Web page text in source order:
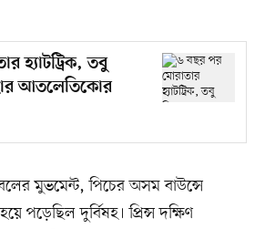
হ্যাটট্রিক, তবু
আতলেতিকোর
মুভমেন্ট, পিচের অসম বাউন্সে
পড়েছিল দুর্বিষহ। প্রিন্স দক্ষিণ